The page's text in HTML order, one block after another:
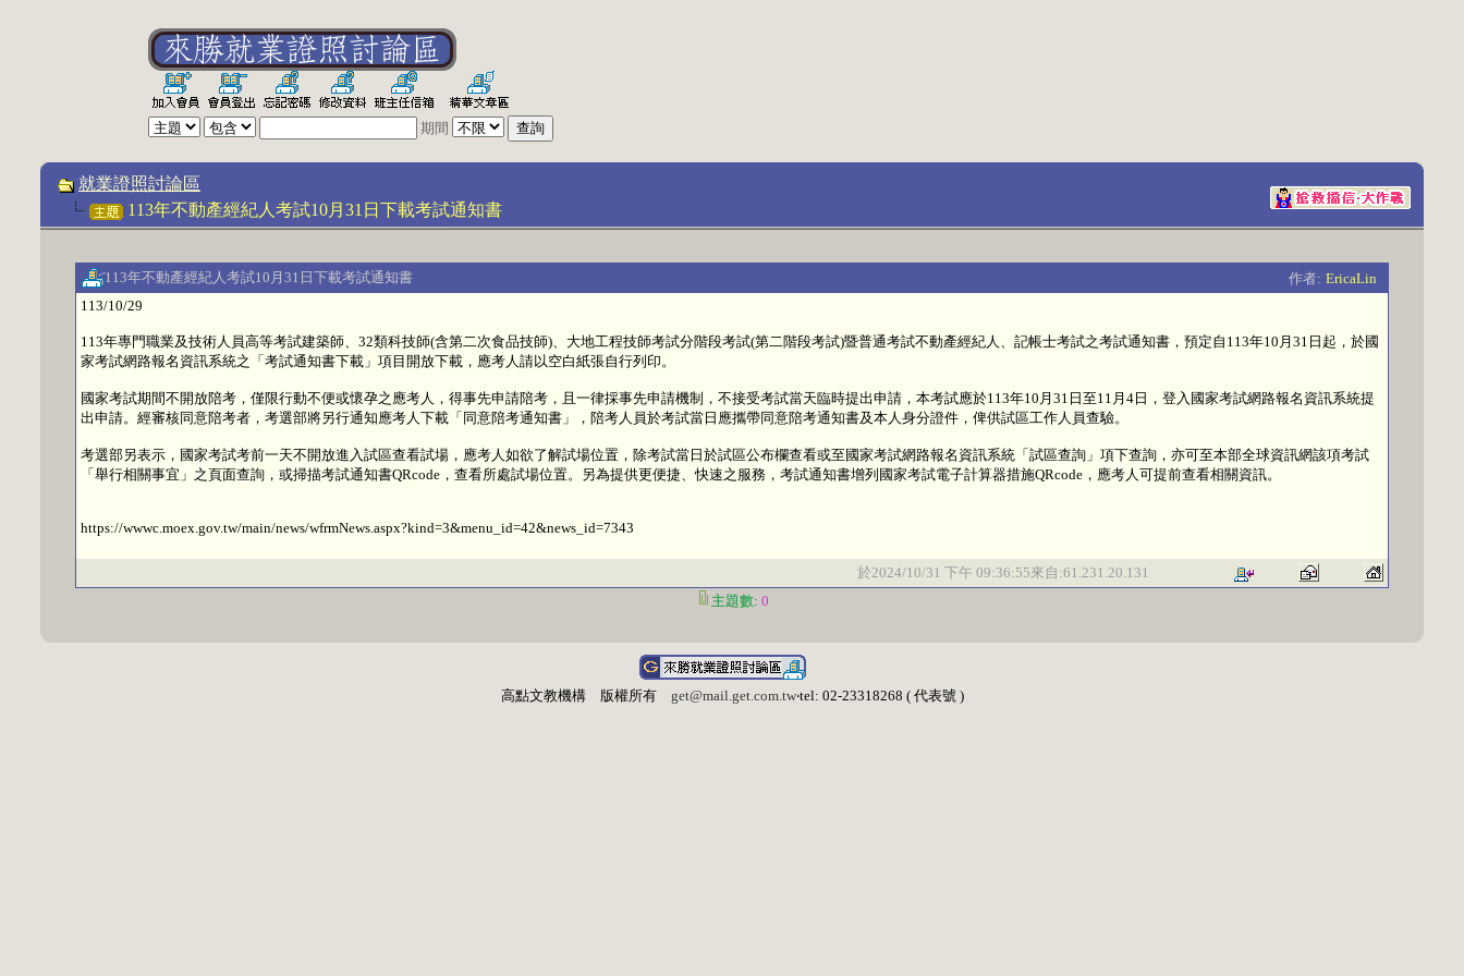
期間
就業證照討論區
113年不動產經紀人考試10月31日下載考試通知書
113年不動產經紀人考試10月31日下載考試通知書 作者: EricaLin
113/10/29
113年專門職業及技術人員高等考試建築師、32類科技師(含第二次食品技師)、大地工程技師考試分階段考試(第二階段考試)暨普通考試不動產經紀人、記帳士考試之考試通知書，預定自113年10月31日起，於國
家考試網路報名資訊系統之「考試通知書下載」項目開放下載，應考人請以空白紙張自行列印。
國家考試期間不開放陪考，僅限行動不便或懷孕之應考人，得事先申請陪考，且一律採事先申請機制，不接受考試當天臨時提出申請，本考試應於113年10月31日至11月4日，登入國家考試網路報名資訊系統提
出申請。經審核同意陪考者，考選部將另行通知應考人下載「同意陪考通知書」，陪考人員於考試當日應攜帶同意陪考通知書及本人身分證件，俾供試區工作人員查驗。
考選部另表示，國家考試考前一天不開放進入試區查看試場，應考人如欲了解試場位置，除考試當日於試區公布欄查看或至國家考試網路報名資訊系統「試區查詢」項下查詢，亦可至本部全球資訊網該項考試
「舉行相關事宜」之頁面查詢，或掃描考試通知書QRcode，查看所處試場位置。另為提供更便捷、快速之服務，考試通知書增列國家考試電子計算器措施QRcode，應考人可提前查看相關資訊。
https://wwwc.moex.gov.tw/main/news/wfrmNews.aspx?kind=3&menu_id=42&news_id=7343
於2024/10/31 下午 09:36:55來自:61.231.20.131
主題數: 0
高點文教機構 版權所有 get@mail.get.com.tw‧tel: 02-23318268 ( 代表號 )